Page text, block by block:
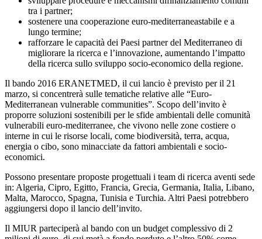
tra i partner;
sostenere una cooperazione euro-mediterraneastabile e a
lungo termine;
rafforzare le capacità dei Paesi partner del Mediterraneo di
migliorare la ricerca e l’innovazione, aumentando l’impatto
della ricerca sullo sviluppo socio-economico della regione.
Il bando 2016 ERANETMED, il cui lancio è previsto per il 21
marzo, si concentrerà sulle tematiche relative alle “Euro-
Mediterranean vulnerable communities”. Scopo dell’invito è
proporre soluzioni sostenibili per le sfide ambientali delle comunità
vulnerabili euro-mediterranee, che vivono nelle zone costiere o
interne in cui le risorse locali, come biodiversità, terra, acqua,
energia o cibo, sono minacciate da fattori ambientali e socio-
economici.
Possono presentare proposte progettuali i team di ricerca aventi sede
in: Algeria, Cipro, Egitto, Francia, Grecia, Germania, Italia, Libano,
Malta, Marocco, Spagna, Tunisia e Turchia. Altri Paesi potrebbero
aggiungersi dopo il lancio dell’invito.
Il MIUR parteciperà al bando con un budget complessivo di 2